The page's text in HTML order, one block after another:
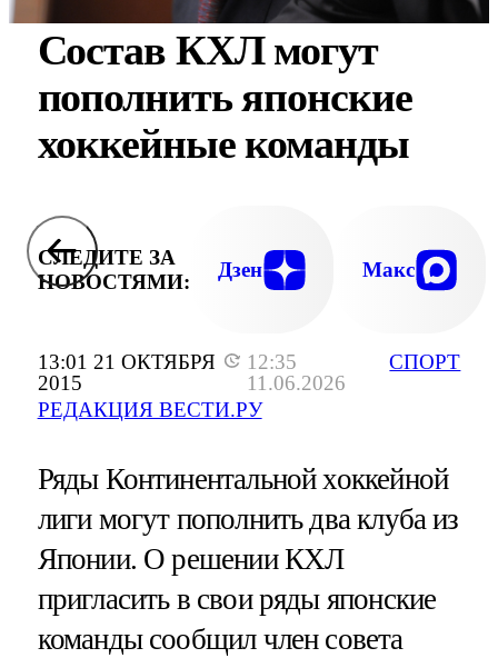
13:01 21 ОКТЯБРЯ
2015
12:35
11.06.2026
РЕДАКЦИЯ ВЕСТИ.РУ
СПОРТ
Состав КХЛ могут
пополнить японские
хоккейные команды
СЛЕДИТЕ ЗА
НОВОСТЯМИ:
Дзен Макс
Ряды Континентальной хоккейной
лиги могут пополнить два клуба из
Японии. О решении КХЛ
пригласить в свои ряды японские
команды сообщил член совета